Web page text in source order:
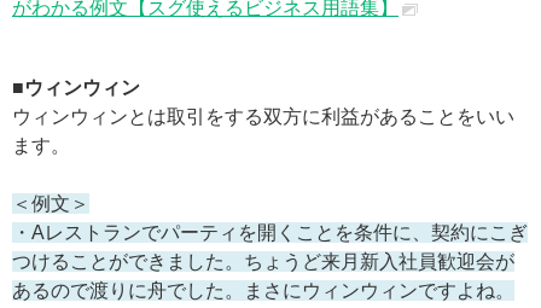
がわかる例文【スグ使えるビジネス用語集】
■ウィンウィン
ウィンウィンとは取引をする双方に利益があることをいい
ます。
＜例文＞
・Aレストランでパーティを開くことを条件に、契約にこぎ
つけることができました。ちょうど来月新入社員歓迎会が
あるので渡りに舟でした。まさにウィンウィンですよね。